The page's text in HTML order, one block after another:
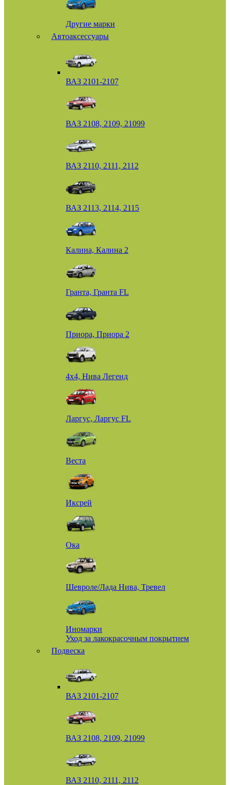
Другие марки
Автоаксессуары
ВАЗ 2101-2107
ВАЗ 2108, 2109, 21099
ВАЗ 2110, 2111, 2112
ВАЗ 2113, 2114, 2115
Калина, Калина 2
Гранта, Гранта FL
Приора, Приора 2
4х4, Нива Легенд
Ларгус, Ларгус FL
Веста
Иксрей
Ока
Шевроле/Лада Нива, Тревел
Иномарки
Уход за лакокрасочным покрытием
Подвеска
ВАЗ 2101-2107
ВАЗ 2108, 2109, 21099
ВАЗ 2110, 2111, 2112